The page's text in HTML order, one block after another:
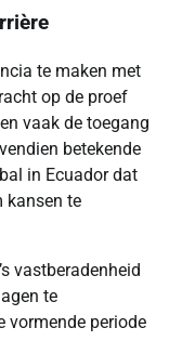
te maken met
op de proef
vaak de toegang
betekende
in Ecuador dat
kansen te
vastberadenheid
te
vormende periode